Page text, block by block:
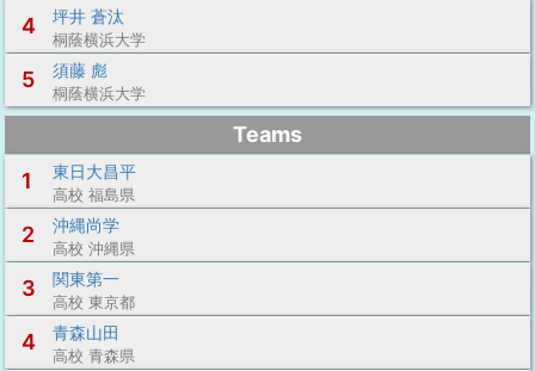
4 坪井 蒼汰
桐蔭横浜大学
5 須藤 彪
桐蔭横浜大学
Teams
1
東日大昌平
高校 福島県
2 沖縄尚学
高校 沖縄県
3 関東第一
高校 東京都
4 青森山田
高校 青森県